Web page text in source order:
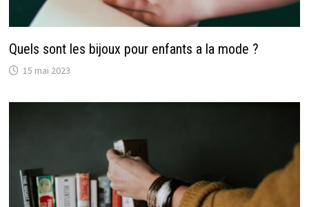
Quels sont les bijoux pour enfants a la mode ?
15 mai 2023